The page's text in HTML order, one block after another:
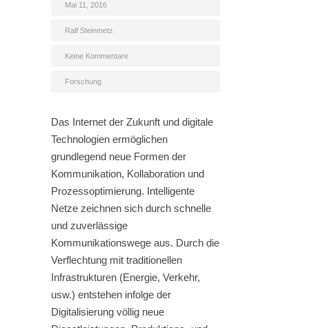
Mai 11, 2016
Ralf Steinmetz
Keine Kommentare
Forschung
Das Internet der Zukunft und digitale
Technologien ermöglichen
grundlegend neue Formen der
Kommunikation, Kollaboration und
Prozessoptimierung. Intelligente
Netze zeichnen sich durch schnelle
und zuverlässige
Kommunikationswege aus. Durch die
Verflechtung mit traditionellen
Infrastrukturen (Energie, Verkehr,
usw.) entstehen infolge der
Digitalisierung völlig neue